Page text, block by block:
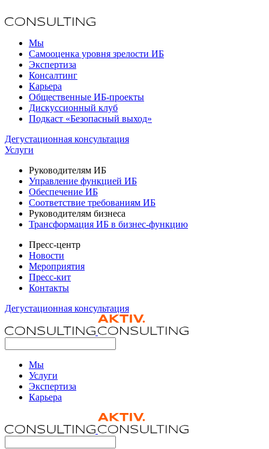
Мы
Самооценка уровня зрелости ИБ
Экспертиза
Консалтинг
Карьера
Общественные ИБ-проекты
Дискуссионный клуб
Подкаст «Безопасный выход»
Дегустационная консультация
Услуги
Руководителям ИБ
Управление функцией ИБ
Обеспечение ИБ
Соответствие требованиям ИБ
Руководителям бизнеса
Трансформация ИБ в бизнес-функцию
Пресс-центр
Новости
Мероприятия
Пресс-кит
Контакты
Дегустационная консультация
Мы
Услуги
Экспертиза
Карьера